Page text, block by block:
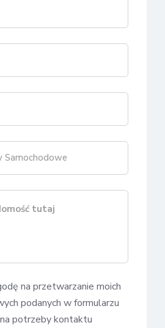
na przetwarzanie moich
podanych w formularzu
potrzeby kontaktu